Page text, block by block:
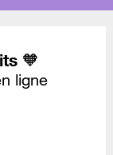
🧡
ligne